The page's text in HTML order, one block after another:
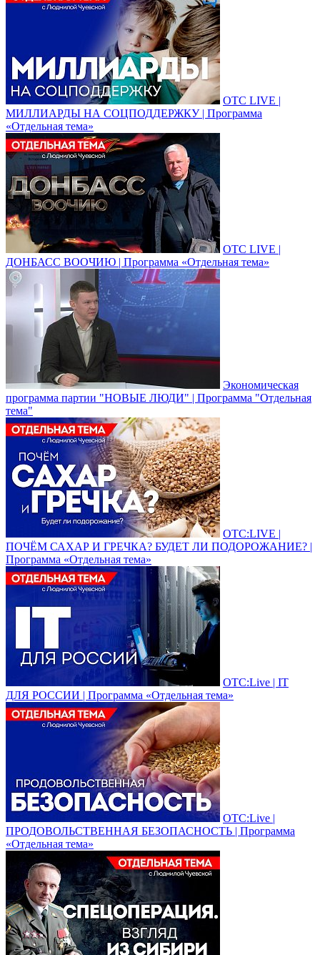
ОТС LIVE |
МИЛЛИАРДЫ НА СОЦПОДДЕРЖКУ | Программа
«Отдельная тема»
ОТС LIVE |
ДОНБАСС ВООЧИЮ | Программа «Отдельная тема»
Экономическая
программа партии "НОВЫЕ ЛЮДИ" | Программа "Отдельная
тема"
ОТС:LIVE |
ПОЧЁМ САХАР И ГРЕЧКА? БУДЕТ ЛИ ПОДОРОЖАНИЕ? |
Программа «Отдельная тема»
ОТС:Live | IT
ДЛЯ РОССИИ | Программа «Отдельная тема»
ОТС:Live |
ПРОДОВОЛЬСТВЕННАЯ БЕЗОПАСНОСТЬ | Программа
«Отдельная тема»